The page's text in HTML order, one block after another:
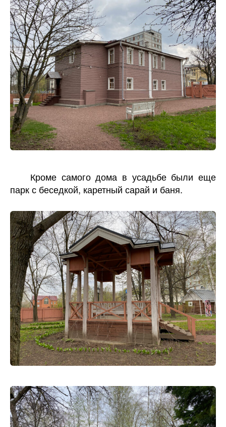
Кроме самого дома в усадьбе были еще
парк с беседкой, каретный сарай и баня.